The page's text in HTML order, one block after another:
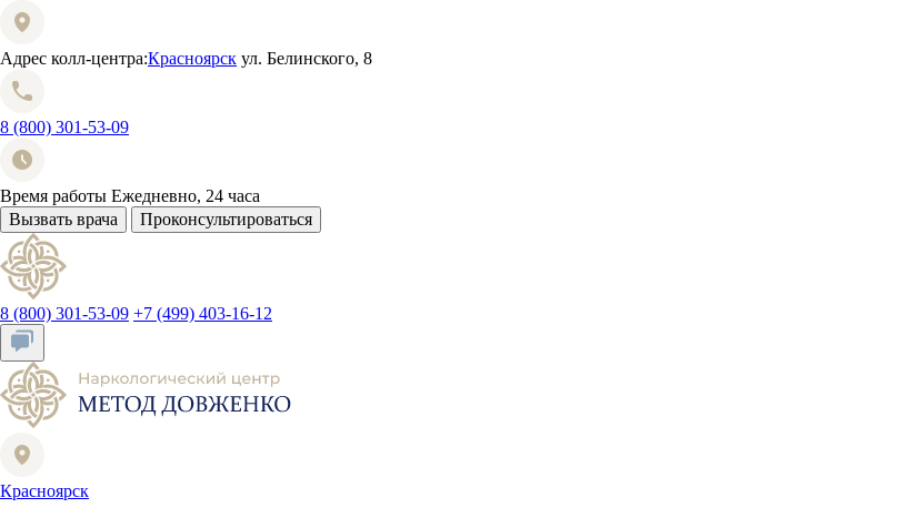
Адрес колл-центра:Красноярск ул. Белинского, 8
8 (800) 301-53-09
Время работы Ежедневно, 24 часа
Вызвать врача
Проконсультироваться
8 (800) 301-53-09 +7 (499) 403-16-12
Красноярск